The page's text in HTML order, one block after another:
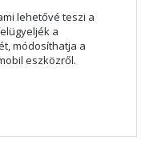
lehetővé teszi a
a
módosíthatja a
eszközről.